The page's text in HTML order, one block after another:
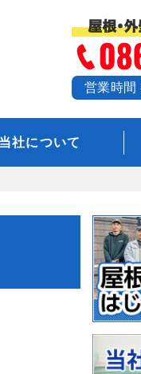
営業時
社について